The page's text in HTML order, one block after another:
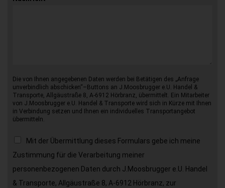
Die von Ihnen angegebenen Daten werden bei Betätigen des „Anfrage
unverbindlich abschicken“–Buttons an J.Moosbrugger e.U. Handel &
Transporte, Allgäustraße 8, A-6912 Hörbranz, übermittelt. Ein Mitarbeiter
von J.Moosbrugger e.U. Handel & Transporte wird sich in Kürze mit Ihnen
in Verbindung setzen und Ihnen ein individuelles Transportangebot
übermitteln.
Mit der Übermittlung dieses Formulars gebe ich meine
Zustimmung für die Verarbeitung meiner
personenbezogenen Daten durch J.Moosbrugger e.U. Handel
& Transporte, Allgäustraße 8, A-6912 Hörbranz, zur